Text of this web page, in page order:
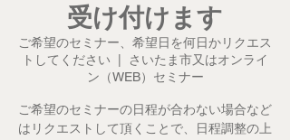
受け付けます
ご希望のセミナー、希望日を何日かリクエス
トしてください
さいたま市又はオンライ
ン（WEB）セミナー
ご希望のセミナーの日程が合わない場合など
はリクエストして頂くことで、日程調整の上